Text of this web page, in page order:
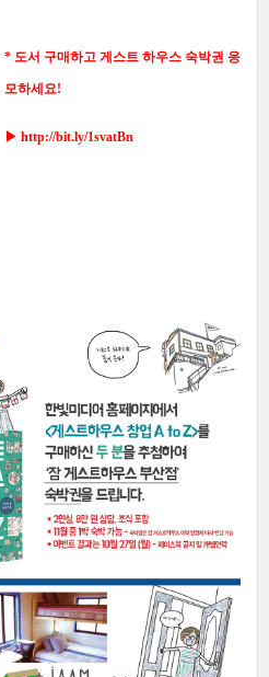
* 도서 구매하고 게스트 하우스 숙박권 응
모하세요!
▶ http://bit.ly/1svatBn